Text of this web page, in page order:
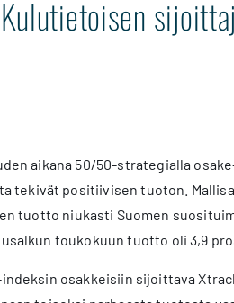
aikana 50/50-strategialla
tekivät positiivisen tuoton.
tuotto niukasti Suomen
toukokuun tuotto oli 3,9
osakkeisiin sijoittava